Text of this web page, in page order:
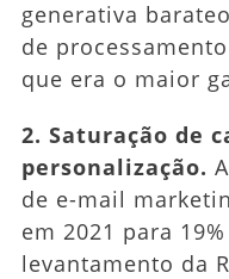
generativa
de
que era o maior
2. Saturação de
personalização.
de e-mail
em 2021 para
levantamento da